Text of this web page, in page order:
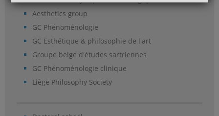
Aesthetics group
GC Phénoménologie
GC Esthétique & philosophie de l'art
Groupe belge d'études sartriennes
GC Phénoménologie clinique
Liège Philosophy Society